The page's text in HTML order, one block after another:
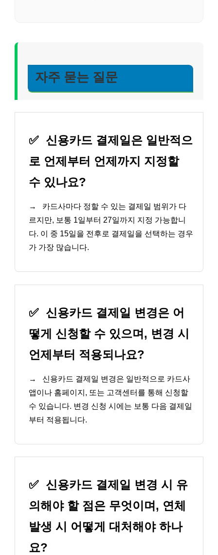
자주 묻는 질문
✅ 신용카드 결제일은 일반적으
로 언제부터 언제까지 지정할
수 있나요?
→
카드사마다 정할 수 있는 결제일 범위가 다
르지만, 보통 1일부터 27일까지 지정 가능합니
다. 이 중 15일을 전후로 결제일을 선택하는 경우
가 가장 많습니다.
✅ 신용카드 결제일 변경은 어
떻게 신청할 수 있으며, 변경 시
언제부터 적용되나요?
→
신용카드 결제일 변경은 일반적으로 카드사
앱이나 홈페이지, 또는 고객센터를 통해 신청할
수 있습니다. 변경 신청 시에는 보통 다음 결제일
부터 적용됩니다.
✅ 신용카드 결제일 변경 시 유
의해야 할 점은 무엇이며, 연체
발생 시 어떻게 대처해야 하나
요?